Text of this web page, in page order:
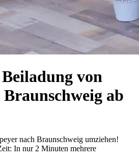
von
Braunschweig ab
nach Braunschweig umziehen!
In nur 2 Minuten mehrere